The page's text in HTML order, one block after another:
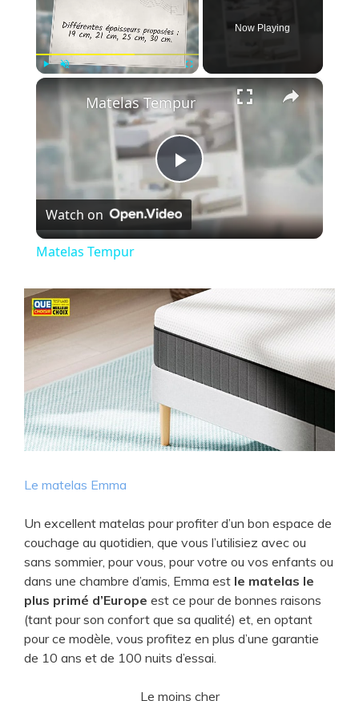
Now Playing
×
P
l
y
V
i
e
o
Matelas Tempur
Watch on
Matelas Tempur
Le matelas Emma
Un excellent matelas pour profiter d’un bon espace de
couchage au quotidien, que vous l’utilisiez avec ou
sans sommier, pour vous, pour votre ou vos enfants ou
dans une chambre d’amis, Emma est le matelas le
plus primé d’Europe est ce pour de bonnes raisons
(tant pour son confort que sa qualité) et, en optant
pour ce modèle, vous profitez en plus d’une garantie
de 10 ans et de 100 nuits d’essai.
Le moins cher